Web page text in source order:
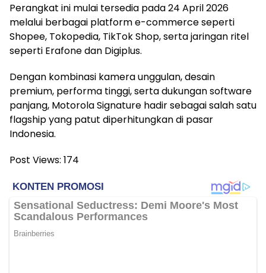
Perangkat ini mulai tersedia pada 24 April 2026
melalui berbagai platform e-commerce seperti
Shopee, Tokopedia, TikTok Shop, serta jaringan ritel
seperti Erafone dan Digiplus.
Dengan kombinasi kamera unggulan, desain
premium, performa tinggi, serta dukungan software
panjang, Motorola Signature hadir sebagai salah satu
flagship yang patut diperhitungkan di pasar
Indonesia.
Post Views: 174